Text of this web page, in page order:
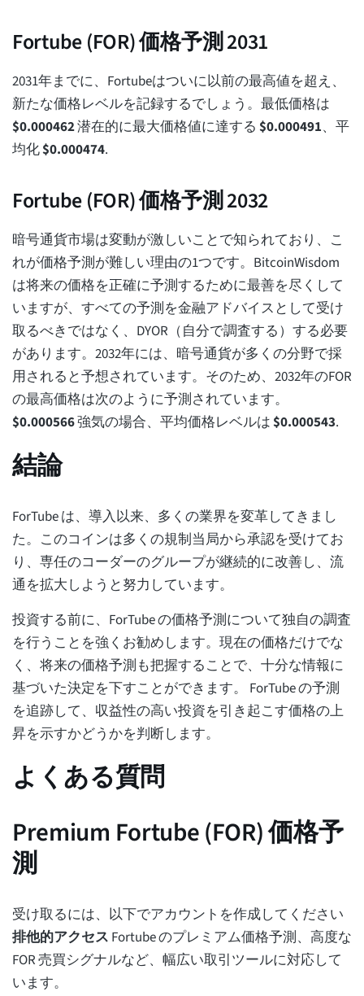
Fortube (FOR) 価格予測 2031
2031年までに、Fortubeはついに以前の最高値を超え、
新たな価格レベルを記録するでしょう。最低価格は
$0.000462潜在的に最大価格値に達する $0.000491、平
均化$0.000474.
Fortube (FOR) 価格予測 2032
暗号通貨市場は変動が激しいことで知られており、こ
れが価格予測が難しい理由の1つです。BitcoinWisdom
は将来の価格を正確に予測するために最善を尽くして
いますが、すべての予測を金融アドバイスとして受け
取るべきではなく、DYOR（自分で調査する）する必要
があります。2032年には、暗号通貨が多くの分野で採
用されると予想されています。そのため、2032年のFOR
の最高価格は次のように予測されています。
$0.000566強気の場合、平均価格レベルは$0.000543.
結論
ForTube は、導入以来、多くの業界を変革してきまし
た。このコインは多くの規制当局から承認を受けてお
り、専任のコーダーのグループが継続的に改善し、流
通を拡大しようと努力しています。
投資する前に、ForTube の価格予測について独自の調査
を行うことを強くお勧めします。現在の価格だけでな
く、将来の価格予測も把握することで、十分な情報に
基づいた決定を下すことができます。 ForTube の予測
を追跡して、収益性の高い投資を引き起こす価格の上
昇を示すかどうかを判断します。
よくある質問
Premium Fortube (FOR) 価格予
測
受け取るには、以下でアカウントを作成してください
排他的アクセス Fortube のプレミアム価格予測、高度な
FOR 売買シグナルなど、幅広い取引ツールに対応して
います。